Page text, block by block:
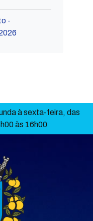
-
à sexta-feira, das
às 16h00